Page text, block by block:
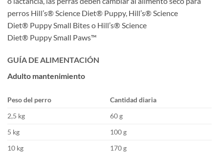
perros Hill’s® Science Diet® Puppy, Hill’s® Science
Diet® Puppy Small Bites o Hill’s® Science
Diet® Puppy Small Paws™
GUÍA DE ALIMENTACIÓN
Adulto mantenimiento
Peso del perro
Cantidad diaria
2,5 kg
60 g
5 kg
100 g
10 kg
170 g